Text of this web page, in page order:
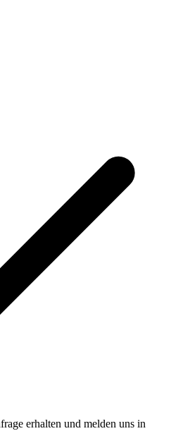
erhalten und melden uns in